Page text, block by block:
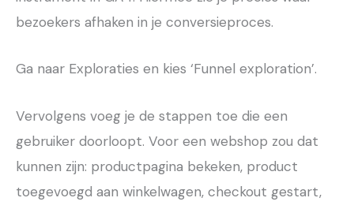
bezoekers afhaken in je conversieproces.
Ga naar Exploraties en kies ‘Funnel exploration’.
Vervolgens voeg je de stappen toe die een
gebruiker doorloopt. Voor een webshop zou dat
kunnen zijn: productpagina bekeken, product
toegevoegd aan winkelwagen, checkout gestart,